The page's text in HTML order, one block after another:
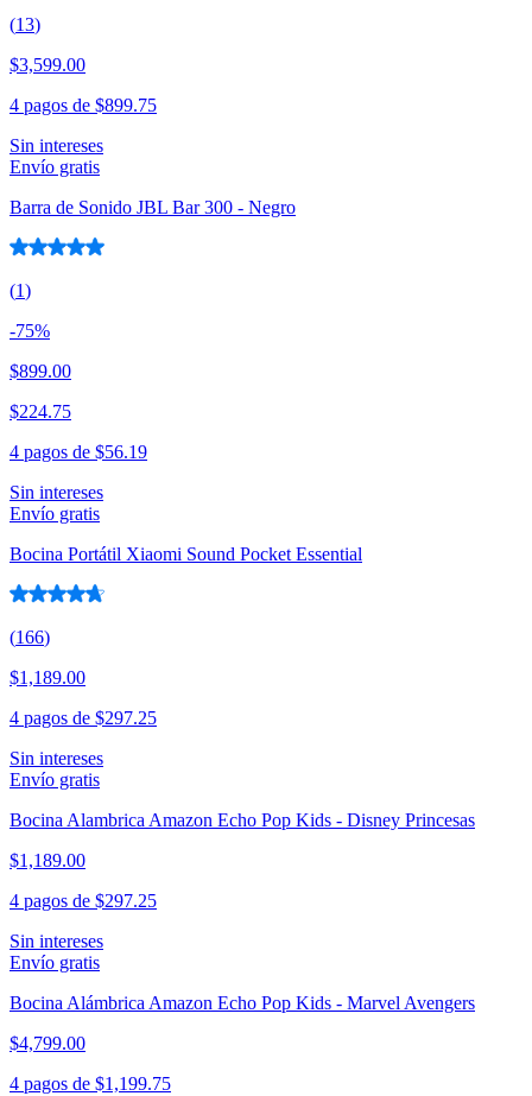
(13)
$3,599.00
4 pagos de $899.75
Sin intereses
Envío gratis
Barra de Sonido JBL Bar 300 - Negro
(1)
-75%
$899.00
$224.75
4 pagos de $56.19
Sin intereses
Envío gratis
Bocina Portátil Xiaomi Sound Pocket Essential
(166)
$1,189.00
4 pagos de $297.25
Sin intereses
Envío gratis
Bocina Alambrica Amazon Echo Pop Kids - Disney Princesas
$1,189.00
4 pagos de $297.25
Sin intereses
Envío gratis
Bocina Alámbrica Amazon Echo Pop Kids - Marvel Avengers
$4,799.00
4 pagos de $1,199.75